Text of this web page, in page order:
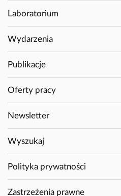
Laboratorium
Wydarzenia
Publikacje
Oferty pracy
Newsletter
Wyszukaj
Polityka prywatności
Zastrzeżenia prawne